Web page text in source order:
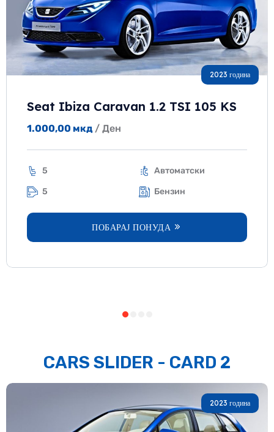
2023 година
Seat Ibiza Caravan 1.2 TSI 105 KS
1.000,00 мкд / Ден
5
Автоматски
5
Бензин
ПОБАРАЈ ПОНУДА
CARS SLIDER - CARD 2
2023 година